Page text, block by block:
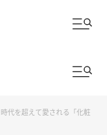
代を超えて愛される「化粧